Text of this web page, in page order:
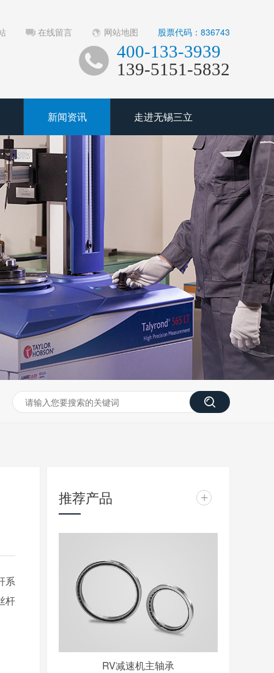
在线留言 网站地图 股票代码：836743
400-133-3939
139-5151-5832
新闻资讯 走进无锡三立
系
杆
推荐产品 +
RV减速机主轴承